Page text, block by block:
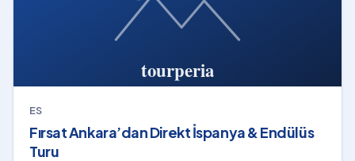
ES
Fırsat Ankara’dan Direkt İspanya & Endülüs
Turu